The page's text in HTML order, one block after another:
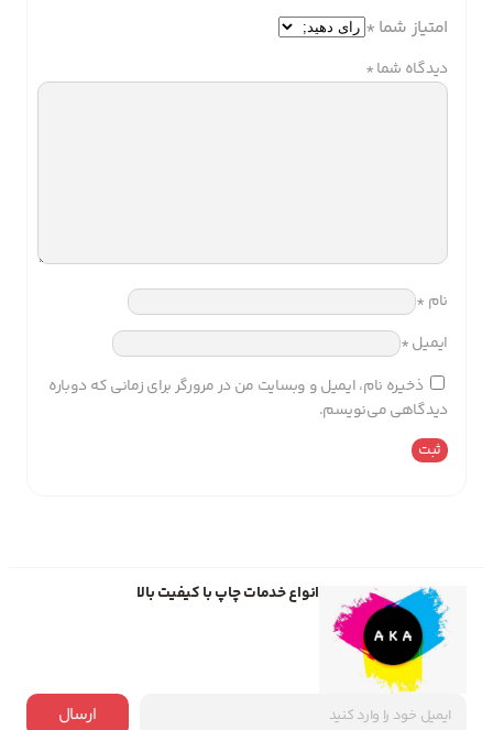
امتیاز شما *
دیدگاه شما*
نام *
ایمیل*
ذخیره نام، ایمیل و وبسایت من در مرورگر برای زمانی که دوباره
دیدگاهی می‌نویسم.
انواع خدمات چاپ با کیفیت بالا
ارسال